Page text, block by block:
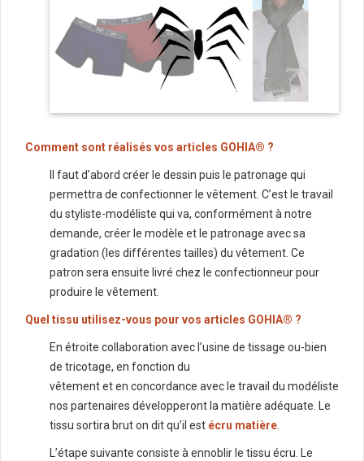
Comment sont réalisés vos articles GOHIA® ?
Il faut d’abord créer le dessin puis le patronage qui
permettra de confectionner le vêtement. C’est le travail
du styliste-modéliste qui va, conformément à notre
demande, créer le modèle et le patronage avec sa
gradation (les différentes tailles) du vêtement. Ce
patron sera ensuite livré chez le confectionneur pour
produire le vêtement.
Quel tissu utilisez-vous pour vos articles GOHIA® ?
En étroite collaboration avec l’usine de tissage ou-bien
de tricotage, en fonction du
vêtement et en concordance avec le travail du modéliste
nos partenaires développeront la matière adéquate. Le
tissu sortira brut on dit qu’il est écru matière
L’étape suivante consiste à ennoblir le tissu écru. Le